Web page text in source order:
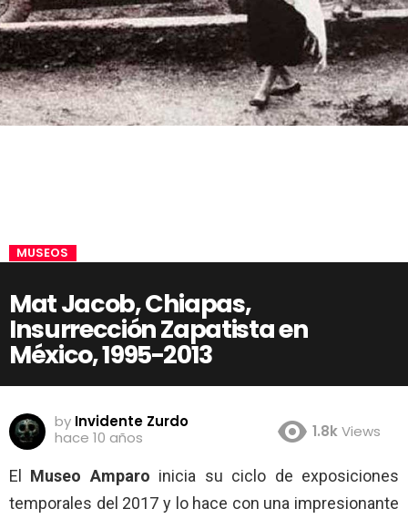
MUSEOS
Mat Jacob, Chiapas,
Insurrección Zapatista en
México, 1995-2013
by Invidente Zurdo
hace 10 años
1.8kViews
El Museo Amparo inicia su ciclo de exposiciones
temporales del 2017 y lo hace con una impresionante